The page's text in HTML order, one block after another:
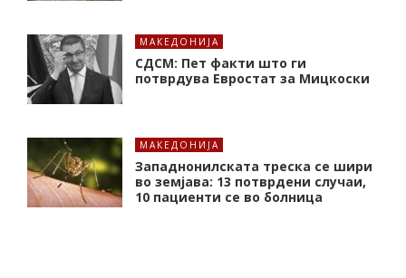
МАКЕДОНИЈА
СДСМ: Пет факти што ги
потврдува Евростат за Мицкоски
МАКЕДОНИЈА
Западнонилската треска се шири
во земјава: 13 потврдени случаи,
10 пациенти се во болница